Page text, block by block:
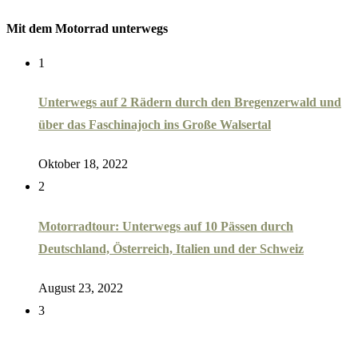
Mit dem Motorrad unterwegs
1
Unterwegs auf 2 Rädern durch den Bregenzerwald und
über das Faschinajoch ins Große Walsertal
Oktober 18, 2022
2
Motorradtour: Unterwegs auf 10 Pässen durch
Deutschland, Österreich, Italien und der Schweiz
August 23, 2022
3